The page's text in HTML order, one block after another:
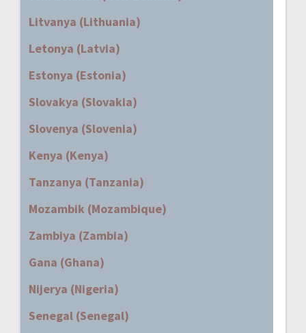
Litvanya (Lithuania)
Letonya (Latvia)
Estonya (Estonia)
Slovakya (Slovakia)
Slovenya (Slovenia)
Kenya (Kenya)
Tanzanya (Tanzania)
Mozambik (Mozambique)
Zambiya (Zambia)
Gana (Ghana)
Nijerya (Nigeria)
Senegal (Senegal)